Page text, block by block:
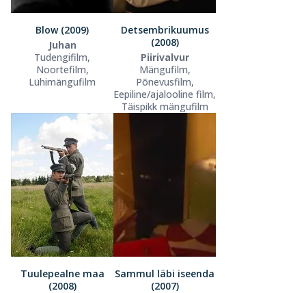
Blow (2009)
Juhan
Tudengifilm,
Noortefilm,
Lühimängufilm
Detsembrikuumus
(2008)
Piirivalvur
Mängufilm,
Põnevusfilm,
Eepiline/ajalooline film,
Täispikk mängufilm
Tuulepealne maa
(2008)
Sammul läbi iseenda
(2007)